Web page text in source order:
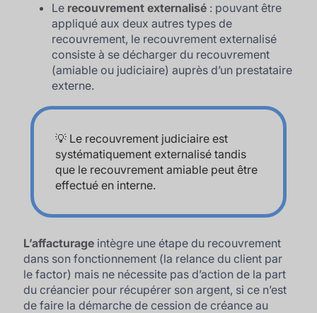
Le recouvrement externalisé : pouvant être
appliqué aux deux autres types de
recouvrement, le recouvrement externalisé
consiste à se décharger du recouvrement
(amiable ou judiciaire) auprès d’un prestataire
externe.
💡 Le recouvrement judiciaire est
systématiquement externalisé tandis
que le recouvrement amiable peut être
effectué en interne.
L’affacturage intègre une étape du recouvrement
dans son fonctionnement (la relance du client par
le factor) mais ne nécessite pas d’action de la part
du créancier pour récupérer son argent, si ce n’est
de faire la démarche de cession de créance au